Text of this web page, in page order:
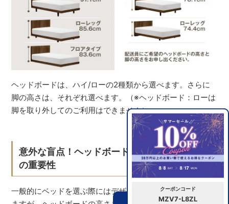
クーポンコード
MZV7-L8ZL
ヘッドボードは、ハイ/ローの2種類から選べます。さらに
脚の高さは、それぞれ選べます。（※ヘッドボード：ローは
脚を取り外してのご利用はできません）
意外な盲点！ヘッドボードの高さと脚の高さ
の重要性
一般的にベッドを選ぶ際にはデザインや大きさを気にされ